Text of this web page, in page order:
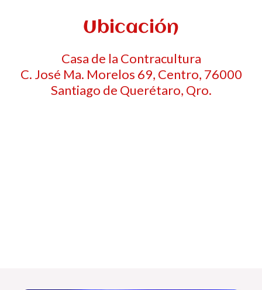
Ubicación
Casa de la Contracultura
C. José Ma. Morelos 69, Centro, 76000
Santiago de Querétaro, Qro.